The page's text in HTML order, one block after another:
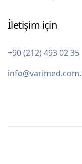
İletişim için
+90 (212) 493 02 35